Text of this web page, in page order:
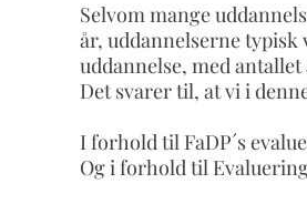
Selvom mange
år, uddannelserne typisk
uddannelse, med
Det svarer til, at vi i
I forhold til FaDP´s
Og i forhold til